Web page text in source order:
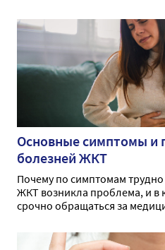
Основные симптомы и
болезней ЖКТ
Почему по симптомам
ЖКТ возникла проблема, и в
срочно обращаться за